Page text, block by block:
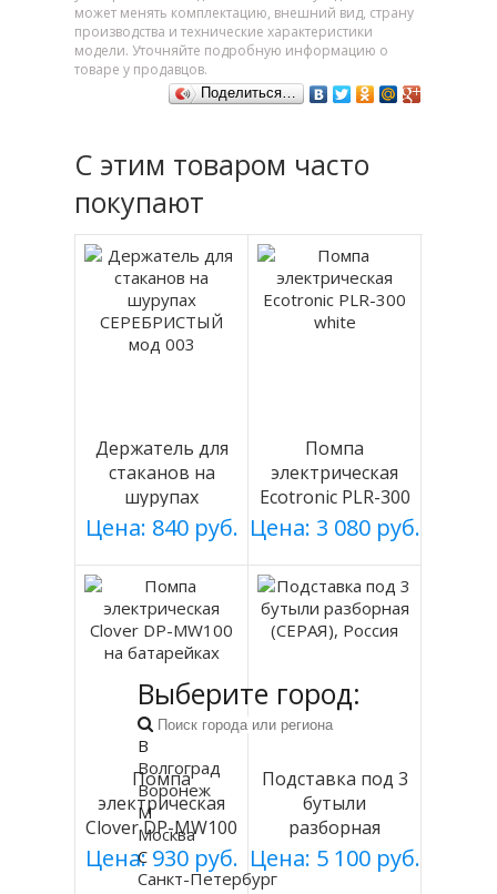
может менять комплектацию, внешний вид, страну
производства и технические характеристики
модели. Уточняйте подробную информацию о
товаре у продавцов.
Поделиться…
С этим товаром часто
покупают
Держатель для
стаканов на
шурупах
СЕРЕБРИСТЫЙ
мод 003
Цена: 840 руб.
Помпа
электрическая
Ecotronic PLR-300
white
Цена: 3 080 руб.
Помпа
электрическая
Clover DP-MW100
на батарейках
Цена: 930 руб.
Подставка под 3
бутыли
разборная
(СЕРАЯ), Россия
Цена: 5 100 руб.
Выберите город:
В
Волгоград
Воронеж
М
Москва
С
Санкт-Петербург